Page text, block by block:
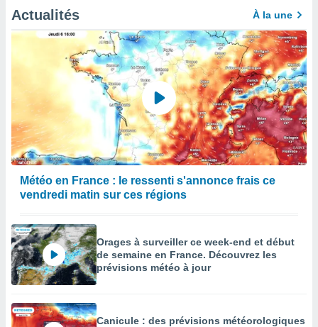
Actualités À la une
Météo en France : le ressenti s'annonce frais ce
vendredi matin sur ces régions
Orages à surveiller ce week-end et début
de semaine en France. Découvrez les
prévisions météo à jour
Canicule : des prévisions météorologiques